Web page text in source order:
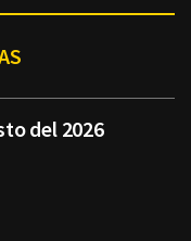
del 2026